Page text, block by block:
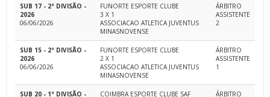
SUB 17 - 2ª DIVISÃO -
2026
06/06/2026
FUNORTE ESPORTE CLUBE
3 X 1
ASSOCIACAO ATLETICA JUVENTUS
MINASNOVENSE
ÁRBITRO
ASSISTENTE
2
SUB 15 - 2ª DIVISÃO -
2026
06/06/2026
FUNORTE ESPORTE CLUBE
2 X 1
ASSOCIACAO ATLETICA JUVENTUS
MINASNOVENSE
ÁRBITRO
ASSISTENTE
1
SUB 20 - 1ª DIVISÃO - COIMBRA ESPORTE CLUBE SAF ÁRBITRO